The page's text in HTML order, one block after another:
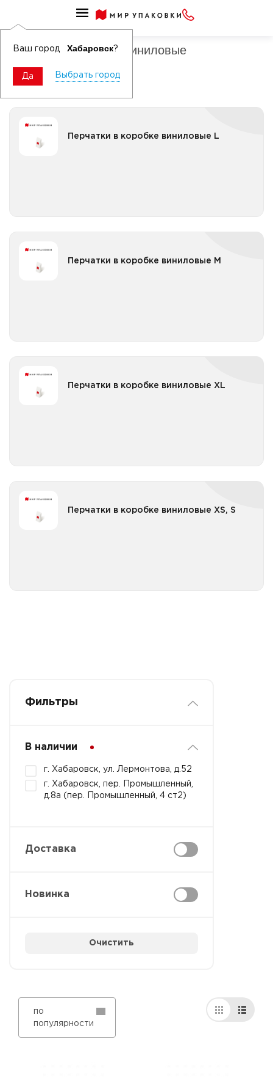
Ваш город Хабаровск?
Да Выбрать город
Перчатки в коробке виниловые
Перчатки в коробке виниловые L
Перчатки в коробке виниловые M
Перчатки в коробке виниловые XL
Перчатки в коробке виниловые XS, S
Фильтры
В наличии
г. Хабаровск, ул. Лермонтова, д.52
г. Хабаровск, пер. Промышленный,
д.8а (пер. Промышленный, 4 ст2)
Доставка
Новинка
Очистить
по
популярности